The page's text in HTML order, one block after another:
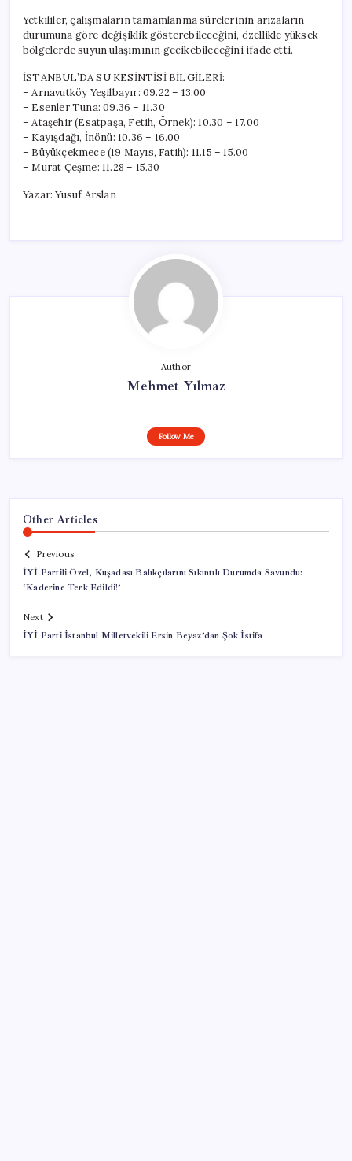
Yetkililer, çalışmaların tamamlanma sürelerinin arızaların
durumuna göre değişiklik gösterebileceğini, özellikle yüksek
bölgelerde suyun ulaşımının gecikebileceğini ifade etti.
İSTANBUL’DA SU KESİNTİSİ BİLGİLERİ:
– Arnavutköy Yeşilbayır: 09.22 – 13.00
– Esenler Tuna: 09.36 – 11.30
– Ataşehir (Esatpaşa, Fetih, Örnek): 10.30 – 17.00
– Kayışdağı, İnönü: 10.36 – 16.00
– Büyükçekmece (19 Mayıs, Fatih): 11.15 – 15.00
– Murat Çeşme: 11.28 – 15.30
Yazar: Yusuf Arslan
Author
Mehmet Yılmaz
Follow Me
Other Articles
Previous
İYİ Partili Özel, Kuşadası Balıkçılarını Sıkıntılı Durumda Savundu:
‘Kaderine Terk Edildi!’
Next
İYİ Parti İstanbul Milletvekili Ersin Beyaz’dan Şok İstifa